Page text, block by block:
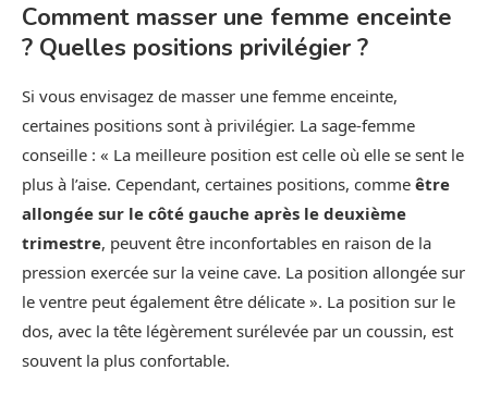
Comment masser une femme enceinte
? Quelles positions privilégier ?
Si vous envisagez de masser une femme enceinte,
certaines positions sont à privilégier. La sage-femme
conseille : « La meilleure position est celle où elle se sent le
plus à l’aise. Cependant, certaines positions, comme être
allongée sur le côté gauche après le deuxième
trimestre, peuvent être inconfortables en raison de la
pression exercée sur la veine cave. La position allongée sur
le ventre peut également être délicate ». La position sur le
dos, avec la tête légèrement surélevée par un coussin, est
souvent la plus confortable.